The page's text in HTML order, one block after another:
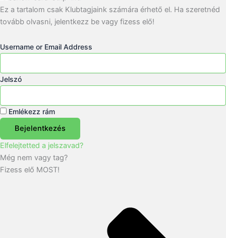
Ez a tartalom csak Klubtagjaink számára érhető el. Ha szeretnéd
tovább olvasni, jelentkezz be vagy fizess elő!
Username or Email Address
Jelszó
Emlékezz rám
Bejelentkezés
Elfelejtetted a jelszavad?
Még nem vagy tag?
Fizess elő MOST!